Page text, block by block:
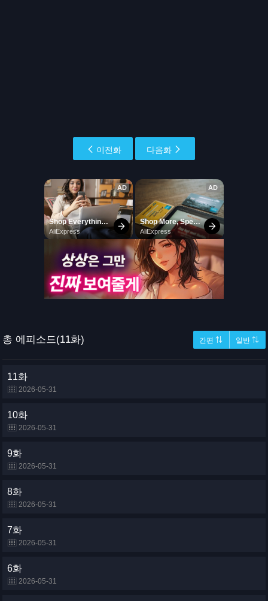
이전화 다음화
총 에피소드(11화) 간편 ⇅ 일반 ⇅
11화
2026-05-31
10화
2026-05-31
9화
2026-05-31
8화
2026-05-31
7화
2026-05-31
6화
2026-05-31